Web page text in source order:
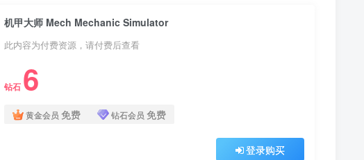
机甲大师 Mech Mechanic Simulator
此内容为付费资源，请付费后查看
钻石 6
黄金会员 免费 钻石会员 免费
登录购买